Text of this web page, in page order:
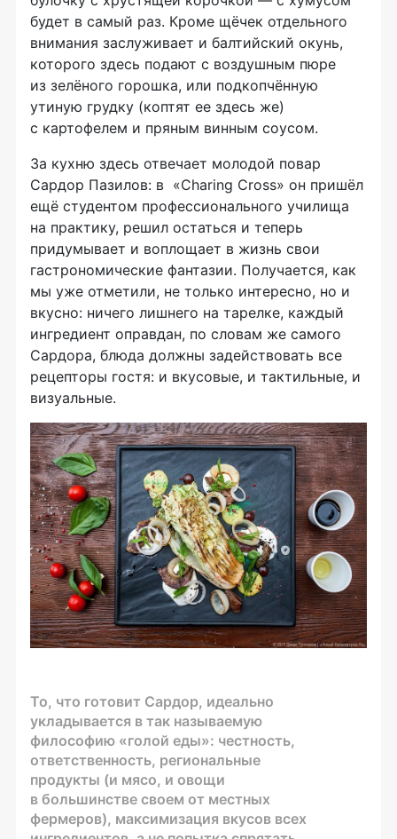
будет в самый раз. Кроме щёчек отдельного
внимания заслуживает и балтийский окунь,
которого здесь подают с воздушным пюре
из зелёного горошка, или подкопчённую
утиную грудку (коптят ее здесь же)
с картофелем и пряным винным соусом.
За кухню здесь отвечает молодой повар
Сардор Пазилов: в «Charing Cross» он пришёл
ещё студентом профессионального училища
на практику, решил остаться и теперь
придумывает и воплощает в жизнь свои
гастрономические фантазии. Получается, как
мы уже отметили, не только интересно, но и
вкусно: ничего лишнего на тарелке, каждый
ингредиент оправдан, по словам же самого
Сардора, блюда должны задействовать все
рецепторы гостя: и вкусовые, и тактильные, и
визуальные.
То, что готовит Сардор, идеально
укладывается в так называемую
философию «голой еды»: честность,
ответственность, региональные
продукты (и мясо, и овощи
в большинстве своем от местных
фермеров), максимизация вкусов всех